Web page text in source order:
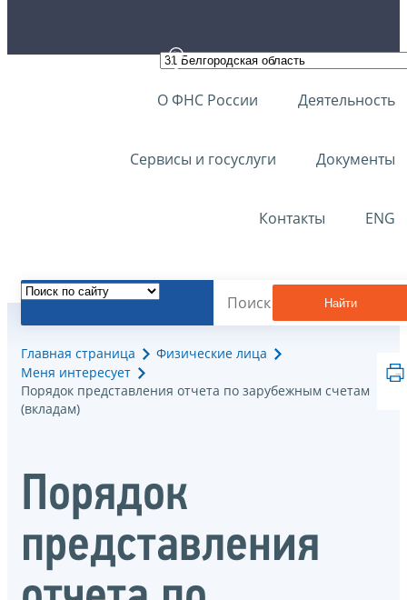
О ФНС России Деятельность
Сервисы и госуслуги Документы
Контакты ENG
Найти
Главная страница
Физические лица
Меня интересует
Порядок представления отчета по зарубежным счетам
(вкладам)
Порядок
представления